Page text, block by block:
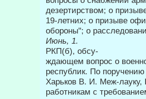
де­зертирством; о
19-летних; о призыве
обороны"; о
Июнь,
РКП(б), обсу-
ждающем вопрос о
республик. По
Харьков В. И. Меж-
работникам с